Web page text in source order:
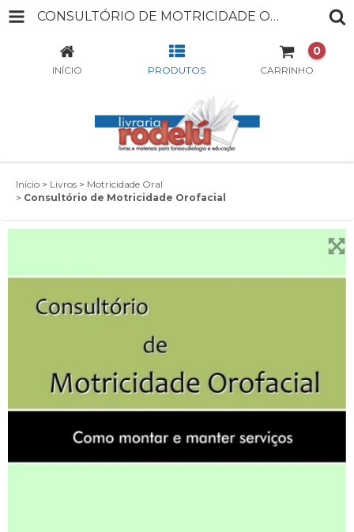
CONSULTÓRIO DE MOTRICIDADE OROFACIAL
INÍCIO PRODUTOS CARRINHO
0
Início > Livros > Motricidade Oral
> Consultório de Motricidade Orofacial